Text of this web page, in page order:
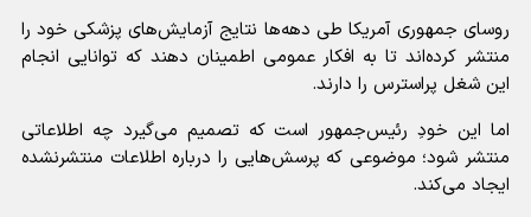
روسای‌ جمهوری آمریکا طی دهه‌ها نتایج آزمایش‌های پزشکی خود را
منتشر کرده‌اند تا به افکار عمومی اطمینان دهند که توانایی انجام
این شغل پراسترس را دارند.
اما این خودِ رئیس‌جمهور است که تصمیم می‌گیرد چه اطلاعاتی
منتشر شود؛ موضوعی که پرسش‌هایی را درباره اطلاعات منتشرنشده
ایجاد می‌کند.